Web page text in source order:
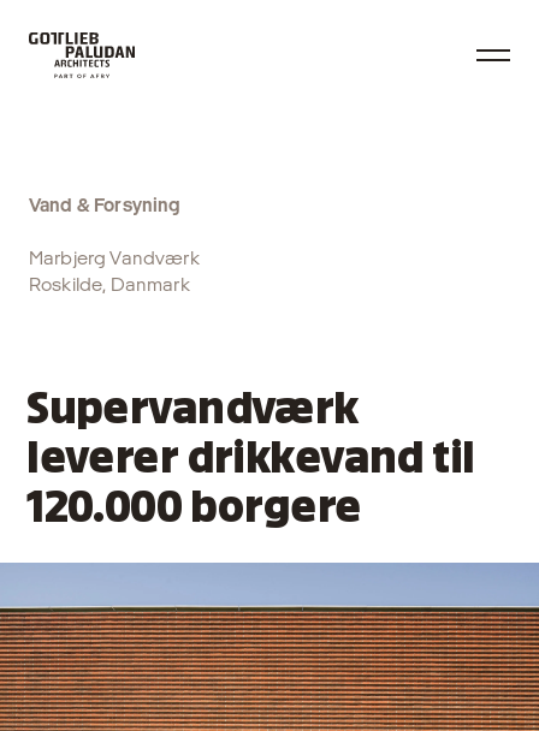
Supervandværk
leverer drikkevand til
120.000 borgere
Vand & Forsyning
Marbjerg Vandværk
Roskilde, Danmark